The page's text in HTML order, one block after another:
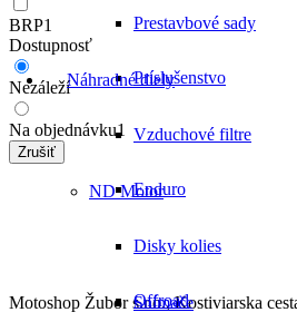
Príslušenstvo
Enduro
Offroad
Prestavbové sady
Vzduchové filtre
Disky kolies
Náhradné diely
ND Motor
Snímače
BRP1
Dostupnosť
Nezáleží
Na objednávku1
Zrušiť
Motoshop Žubor s.r.o., Kostiviarska